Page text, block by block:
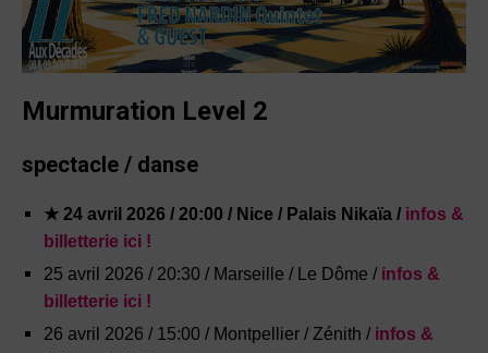
Murmuration Level 2
spectacle / danse
★ 24 avril 2026 / 20:00 / Nice / Palais Nikaïa / infos &
billetterie ici !
25 avril 2026 / 20:30 / Marseille / Le Dôme / infos &
billetterie ici !
26 avril 2026 / 15:00 / Montpellier / Zénith / infos &